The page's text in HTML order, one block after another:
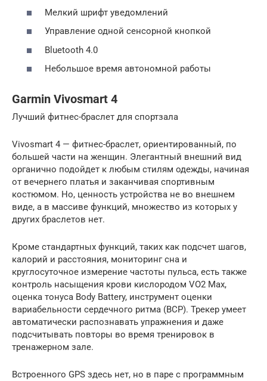
Мелкий шрифт уведомлений
Управление одной сенсорной кнопкой
Bluetooth 4.0
Небольшое время автономной работы
Garmin Vivosmart 4
Лучший фитнес-браслет для спортзала
Vivosmart 4 — фитнес-браслет, ориентированный, по
большей части на женщин. Элегантный внешний вид
органично подойдет к любым стилям одежды, начиная
от вечернего платья и заканчивая спортивным
костюмом. Но, ценность устройства не во внешнем
виде, а в массиве функций, множество из которых у
других браслетов нет.
Кроме стандартных функций, таких как подсчет шагов,
калорий и расстояния, мониторинг сна и
круглосуточное измерение частоты пульса, есть также
контроль насыщения крови кислородом VO2 Max,
оценка тонуса Body Battery, инструмент оценки
вариабельности сердечного ритма (ВСР). Трекер умеет
автоматически распознавать упражнения и даже
подсчитывать повторы во время тренировок в
тренажерном зале.
Встроенного GPS здесь нет, но в паре с программным